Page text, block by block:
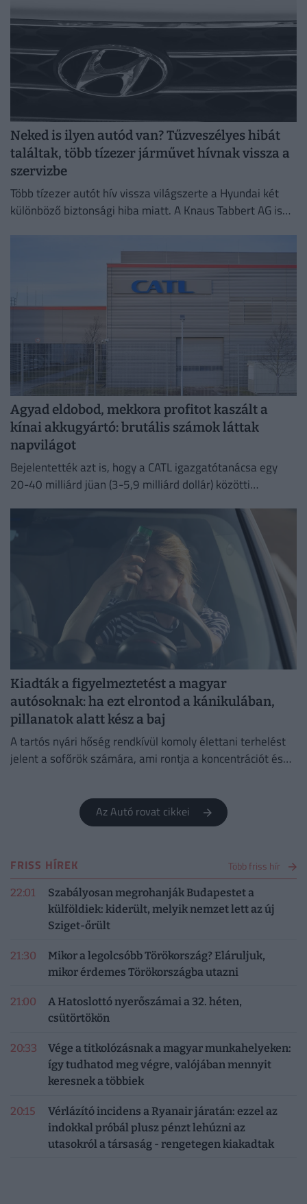
Neked is ilyen autód van? Tűzveszélyes hibát
találtak, több tízezer járművet hívnak vissza a
szervizbe
Több tízezer autót hív vissza világszerte a Hyundai két
különböző biztonsági hiba miatt. A Knaus Tabbert AG is
Agyad eldobod, mekkora profitot kaszált a
kínai akkugyártó: brutális számok láttak
napvilágot
Bejelentették azt is, hogy a CATL igazgatótanácsa egy
20-40 milliárd jüan (3-5,9 milliárd dollár) közötti
Kiadták a figyelmeztetést a magyar
autósoknak: ha ezt elrontod a kánikulában,
pillanatok alatt kész a baj
A tartós nyári hőség rendkívül komoly élettani terhelést
jelent a sofőrök számára, ami rontja a koncentrációt és
Az Autó rovat cikkei
FRISS HÍREK Több friss hír
22:01
Szabályosan megrohanják Budapestet a
külföldiek: kiderült, melyik nemzet lett az új
Sziget-őrült
21:30
Mikor a legolcsóbb Törökország? Eláruljuk,
mikor érdemes Törökországba utazni
21:00
A Hatoslottó nyerőszámai a 32. héten,
csütörtökön
20:33
Vége a titkolózásnak a magyar munkahelyeken:
így tudhatod meg végre, valójában mennyit
keresnek a többiek
20:15
Vérlázító incidens a Ryanair járatán: ezzel az
indokkal próbál plusz pénzt lehúzni az
utasokról a társaság - rengetegen kiakadtak